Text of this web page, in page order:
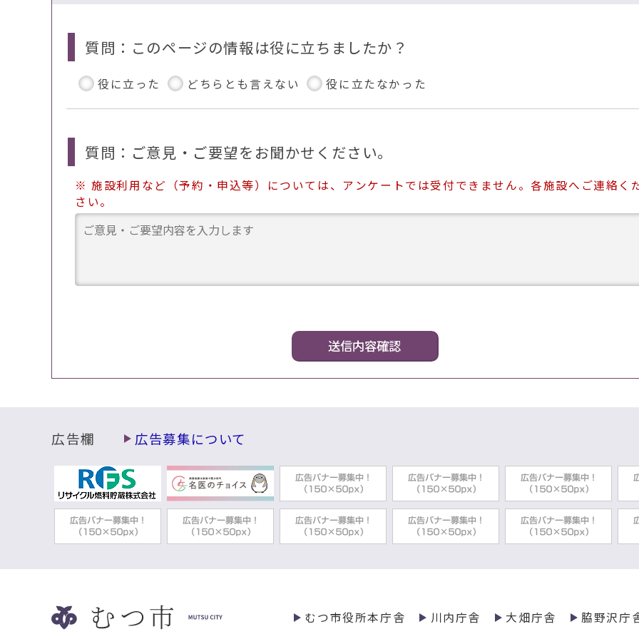
質問：このページの情報は役に立ちましたか？
役に立った どちらとも言えない 役に立たなかった
質問：ご意見・ご要望をお聞かせください。
※ 施設利用など（予約・申込等）については、アンケートでは受付できません。各施設へご連絡く
さい。
広告欄 広告募集について
むつ市役所本庁舎 川内庁舎 大畑庁舎 脇野沢庁